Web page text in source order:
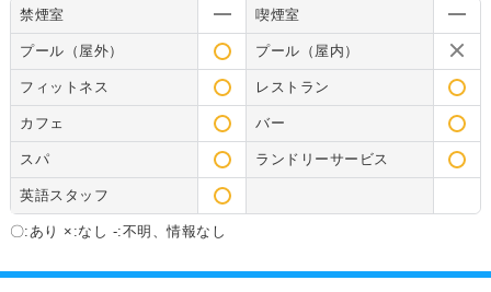
禁煙室 喫煙室
プール（屋外） プール（屋内）
フィットネス レストラン
カフェ バー
スパ ランドリーサービス
英語スタッフ
〇:あり ×:なし -:不明、情報なし